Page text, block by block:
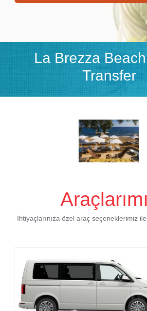
La Brezza
Transfer
İhtiyaçlarınıza özel araç seçeneklerimiz